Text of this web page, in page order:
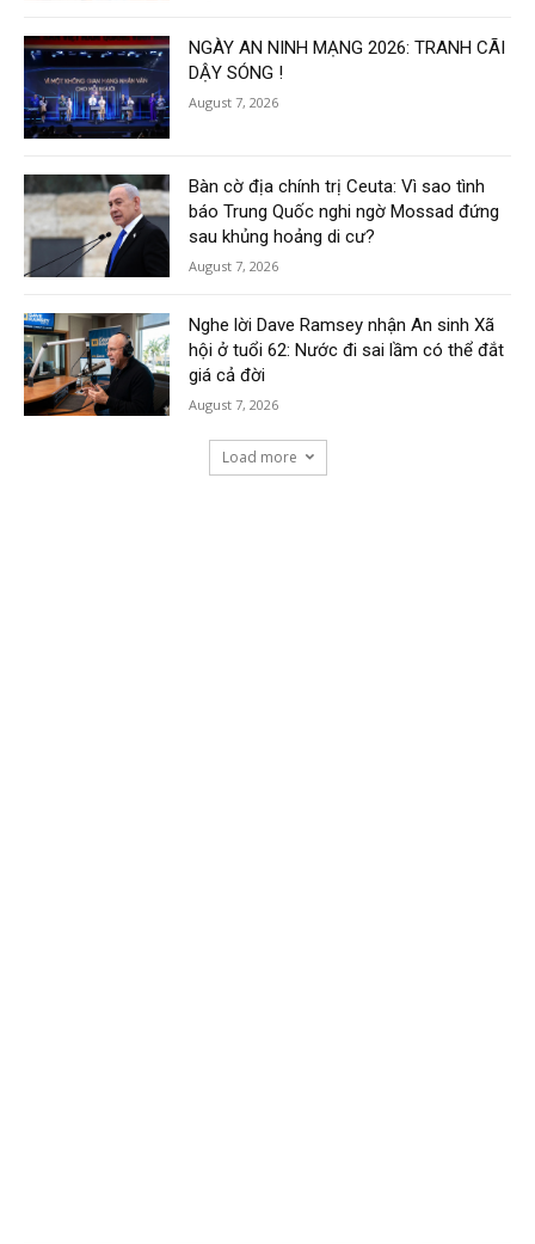
NGÀY AN NINH MẠNG 2026: TRANH CÃI
DẬY SÓNG !
August 7, 2026
Bàn cờ địa chính trị Ceuta: Vì sao tình
báo Trung Quốc nghi ngờ Mossad đứng
sau khủng hoảng di cư?
August 7, 2026
Nghe lời Dave Ramsey nhận An sinh Xã
hội ở tuổi 62: Nước đi sai lầm có thể đắt
giá cả đời
August 7, 2026
Load more